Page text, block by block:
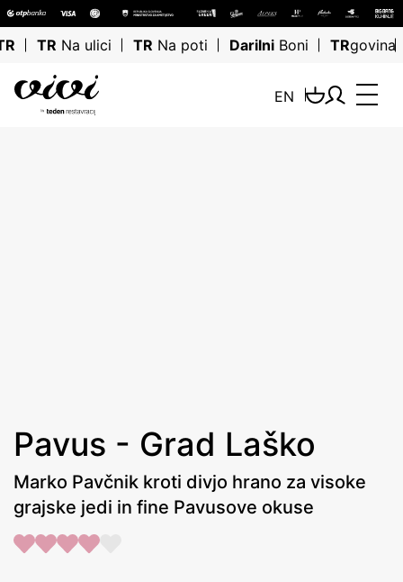
TR Na ulici TR Na poti Darilni Boni TRgovina
EN
Pavus - Grad Laško
Marko Pavčnik kroti divjo hrano za visoke
grajske jedi in fine Pavusove okuse